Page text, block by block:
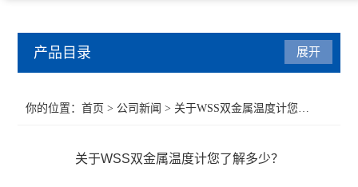
产品目录 展开
你的位置：首页 > 公司新闻 > 关于WSS双金属温度计您了解多少？
关于WSS双金属温度计您了解多少？